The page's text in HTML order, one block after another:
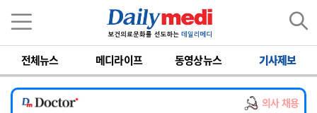
전체뉴스 메디라이프 동영상뉴스 기사제보
의사 채용
[서울아산병원] 2026년 하반기 인턴 모집
[영남대학교의료원] 마취통증의학과 임기제 임상의사 채용
[충남대학교병원] 소아청소년과(소아응급전담) 계약직 의사 공개채용